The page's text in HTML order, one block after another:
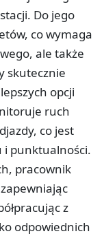
Do jego
co wymaga
ale także
skutecznie
opcji
ruch
co jest
i punktualności.
pracownik
z
odpowiednich